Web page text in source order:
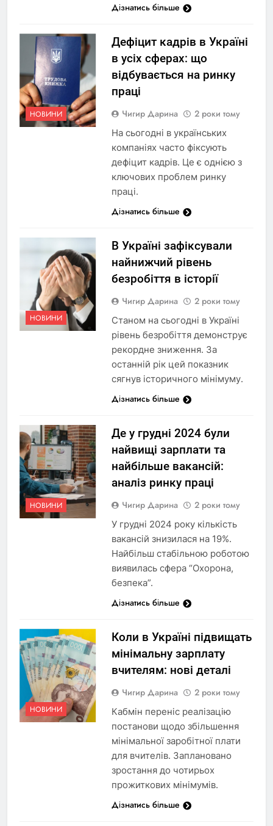
Дізнатись більше
НОВИНИ
Дефіцит кадрів в Україні
в усіх сферах: що
відбувається на ринку
праці
Чигир Дарина 2 роки тому
На сьогодні в українських
компаніях часто фіксують
дефіцит кадрів. Це є однією з
ключових проблем ринку
праці.
Дізнатись більше
НОВИНИ
В Україні зафіксували
найнижчий рівень
безробіття в історії
Чигир Дарина 2 роки тому
Станом на сьогодні в Україні
рівень безробіття демонструє
рекордне зниження. За
останній рік цей показник
сягнув історичного мінімуму.
Дізнатись більше
НОВИНИ
Де у грудні 2024 були
найвищі зарплати та
найбільше вакансій:
аналіз ринку праці
Чигир Дарина 2 роки тому
У грудні 2024 року кількість
вакансій знизилася на 19%.
Найбільш стабільною роботою
виявилась сфера “Охорона,
безпека”.
Дізнатись більше
НОВИНИ
Коли в Україні підвищать
мінімальну зарплату
вчителям: нові деталі
Чигир Дарина 2 роки тому
Кабмін переніс реалізацію
постанови щодо збільшення
мінімальної заробітної плати
для вчителів. Заплановано
зростання до чотирьох
прожиткових мінімумів.
Дізнатись більше